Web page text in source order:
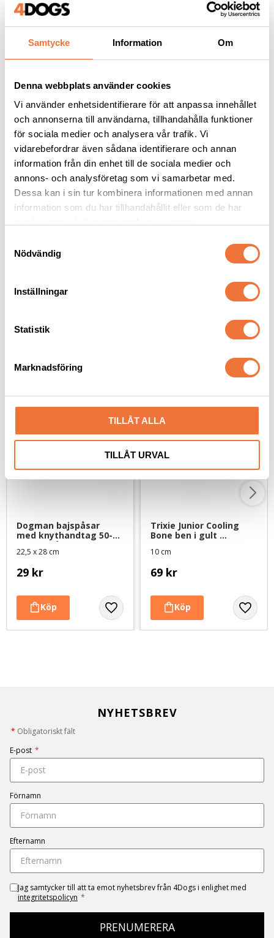
Samtycke Information Om
Denna webbplats använder cookies
Vi använder enhetsidentifierare för att anpassa innehållet
och annonserna till användarna, tillhandahålla funktioner
för sociala medier och analysera vår trafik. Vi
vidarebefordrar även sådana identifierare och annan
information från din enhet till de sociala medier och
annons- och analysföretag som vi samarbetar med.
Dessa kan i sin tur kombinera informationen med annan
information som du har tillhandahållit eller som de har
Nödvändig
Inställningar
Statistik
Marknadsföring
TILLÅT ALLA
TILLÅT URVAL
Andra köpte även
Torkat hundgodis utan tillsatser, ursprung EU
Senaste besökta produkter
Dogman bajspåsar
med knythandtag 50-
pack - Blå
22,5 x 28 cm
29 kr
Trixie Junior Cooling
Bone ben i gult
hundleksak
10 cm
69 kr
NYHETSBREV
* Obligatoriskt fält
E-post *
Förnamn
Efternamn
Jag samtycker till att ta emot nyhetsbrev från 4Dogs i enlighet med
integritetspolicyn *
PRENUMERERA